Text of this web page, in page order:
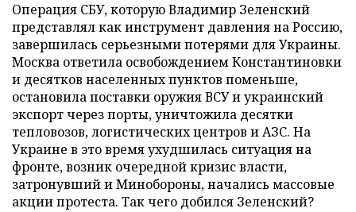
Операция СБУ, которую Владимир Зеленский
представлял как инструмент давления на Россию,
завершилась серьезными потерями для Украины.
Москва ответила освобождением Константиновки
и десятков населенных пунктов поменьше,
остановила поставки оружия ВСУ и украинский
экспорт через порты, уничтожила десятки
тепловозов, логистических центров и АЗС. На
Украине в это время ухудшилась ситуация на
фронте, возник очередной кризис власти,
затронувший и Минобороны, начались массовые
акции протеста. Так чего добился Зеленский?